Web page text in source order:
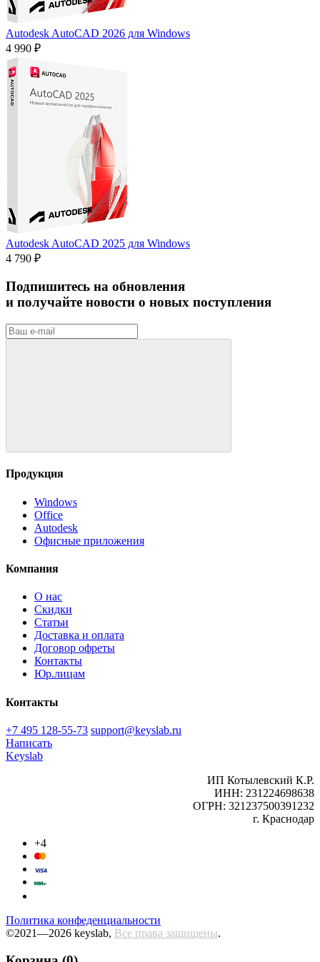
Autodesk AutoCAD 2026 для Windows
4 990 ₽
Autodesk AutoCAD 2025 для Windows
4 790 ₽
Подпишитесь на обновления
и получайте новости о новых поступления
Продукция
Windows
Office
Autodesk
Офисные приложения
Компания
О нас
Скидки
Статьи
Доставка и оплата
Договор офреты
Контакты
Юр.лицам
Контакты
+7 495 128-55-73 support@keyslab.ru
Написать
Keyslab
ИП Котылевский К.Р.
ИНН: 231224698638
ОГРН: 321237500391232
г. Краснодар
+4
Политика конфеденциальности
©2021—2026 keyslab, Все права защищены.